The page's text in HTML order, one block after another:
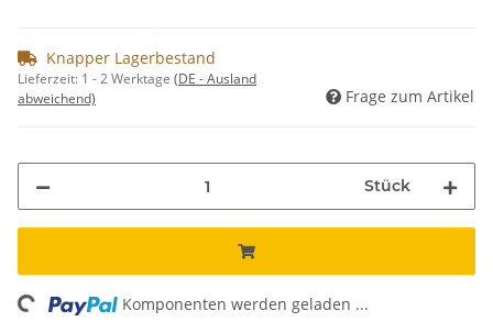
Knapper Lagerbestand
Lieferzeit: 1 - 2 Werktage (DE - Ausland
abweichend)
Frage zum Artikel
Stück
Komponenten werden geladen ...